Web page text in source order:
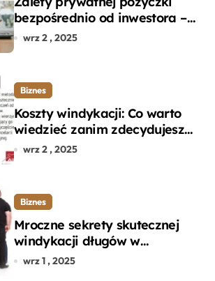
bezpośrednio od inwestora –
dlaczego warto?
wrz 2 , 2025
Biznes
Koszty windykacji: Co warto
wiedzieć zanim zdecydujesz
się na odzyskanie długu?
wrz 2 , 2025
Biznes
Mroczne sekrety skutecznej
windykacji długów w
departamencie windykacji
wrz 1 , 2025